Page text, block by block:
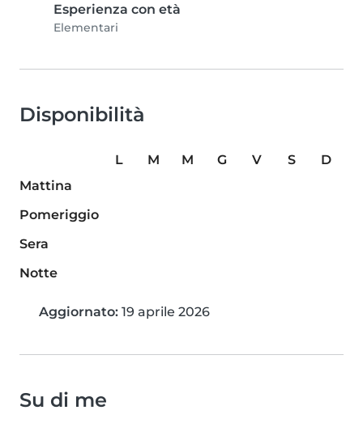
Esperienza con età
Elementari
Disponibilità
L M M G V S
D
Mattina
Pomeriggio
Sera
Notte
Aggiornato: 19 aprile 2026
Su di me